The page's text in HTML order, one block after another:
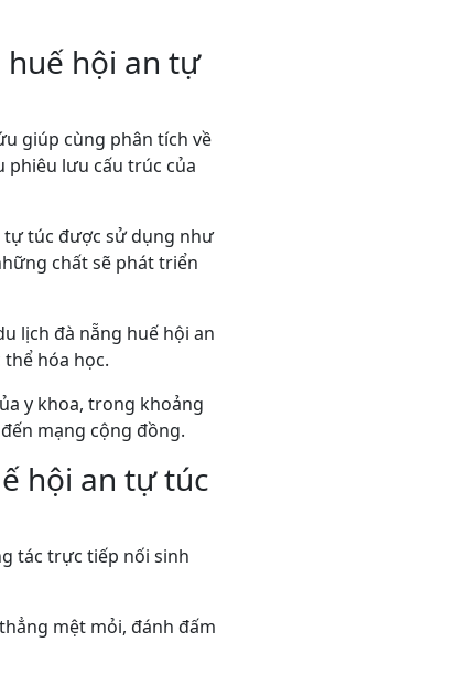
huế hội an tự
giúp cùng phân tích về
phiêu lưu cấu trúc của
tự túc được sử dụng như
chất sẽ phát triển
lịch đà nẵng huế hội an
hóa học.
y khoa, trong khoảng
mạng cộng đồng.
hội an tự túc
tác trực tiếp nối sinh
mệt mỏi, đánh đấm